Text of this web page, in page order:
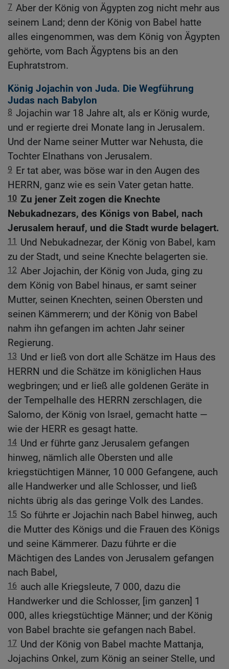
7 Aber der König von Ägypten zog nicht mehr aus
seinem Land; denn der König von Babel hatte
alles eingenommen, was dem König von Ägypten
gehörte, vom Bach Ägyptens bis an den
Euphratstrom.
König Jojachin von Juda. Die Wegführung
Judas nach Babylon
8 Jojachin war 18 Jahre alt, als er König wurde,
und er regierte drei Monate lang in Jerusalem.
Und der Name seiner Mutter war Nehusta, die
Tochter Elnathans von Jerusalem.
9 Er tat aber, was böse war in den Augen des
HERRN, ganz wie es sein Vater getan hatte.
10 Zu jener Zeit zogen die Knechte
Nebukadnezars, des Königs von Babel, nach
Jerusalem herauf, und die Stadt wurde belagert.
11
Und Nebukadnezar, der König von Babel, kam
zu der Stadt, und seine Knechte belagerten sie.
12 Aber Jojachin, der König von Juda, ging zu
dem König von Babel hinaus, er samt seiner
Mutter, seinen Knechten, seinen Obersten und
seinen Kämmerern; und der König von Babel
nahm ihn gefangen im achten Jahr seiner
Regierung.
13 Und er ließ von dort alle Schätze im Haus des
HERRN und die Schätze im königlichen Haus
wegbringen; und er ließ alle goldenen Geräte in
der Tempelhalle des HERRN zerschlagen, die
Salomo, der König von Israel, gemacht hatte —
wie der HERR es gesagt hatte.
14 Und er führte ganz Jerusalem gefangen
hinweg, nämlich alle Obersten und alle
kriegstüchtigen Männer, 10 000 Gefangene, auch
alle Handwerker und alle Schlosser, und ließ
nichts übrig als das geringe Volk des Landes.
15 So führte er Jojachin nach Babel hinweg, auch
die Mutter des Königs und die Frauen des Königs
und seine Kämmerer. Dazu führte er die
Mächtigen des Landes von Jerusalem gefangen
nach Babel,
16 auch alle Kriegsleute, 7 000, dazu die
Handwerker und die Schlosser, [im ganzen] 1
000, alles kriegstüchtige Männer; und der König
von Babel brachte sie gefangen nach Babel.
17 Und der König von Babel machte Mattanja,
Jojachins Onkel, zum König an seiner Stelle, und